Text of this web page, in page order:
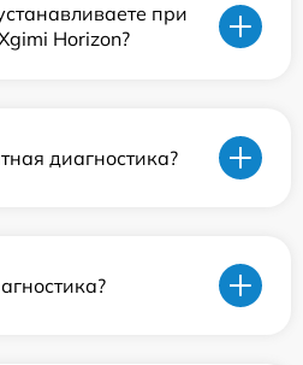
при
Horizon?
диагностика?